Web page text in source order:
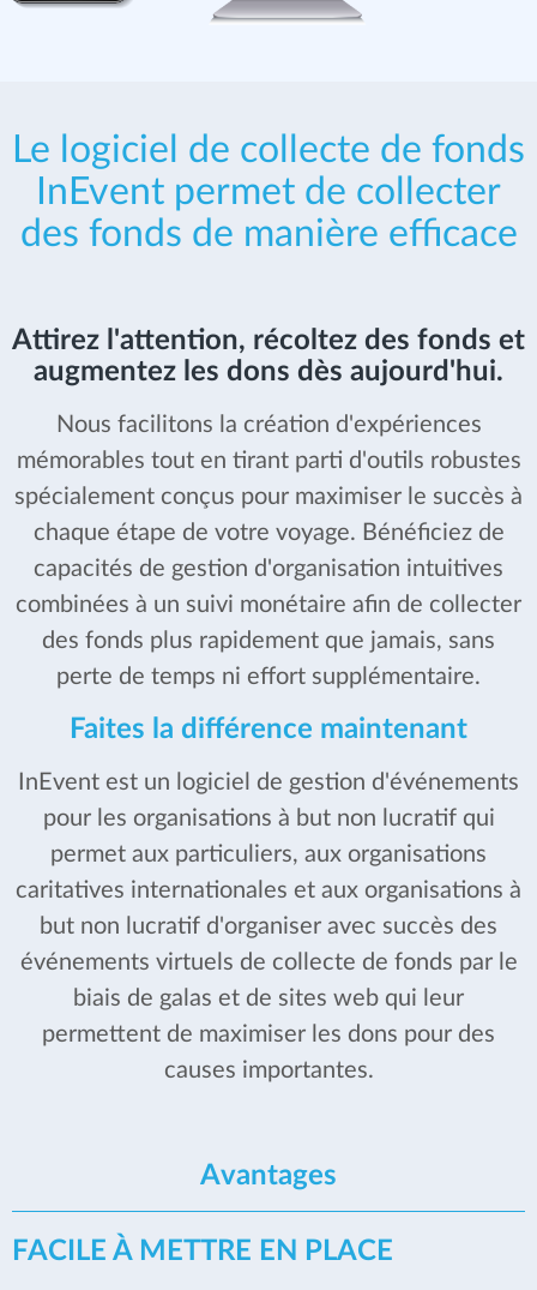
Le logiciel de collecte de fonds
InEvent permet de collecter
des fonds de manière efficace
Attirez l'attention, récoltez des fonds et
augmentez les dons dès aujourd'hui.
Nous facilitons la création d'expériences
mémorables tout en tirant parti d'outils robustes
spécialement conçus pour maximiser le succès à
chaque étape de votre voyage. Bénéficiez de
capacités de gestion d'organisation intuitives
combinées à un suivi monétaire afin de collecter
des fonds plus rapidement que jamais, sans
perte de temps ni effort supplémentaire.
Faites la différence maintenant
InEvent est un logiciel de gestion d'événements
pour les organisations à but non lucratif qui
permet aux particuliers, aux organisations
caritatives internationales et aux organisations à
but non lucratif d'organiser avec succès des
événements virtuels de collecte de fonds par le
biais de galas et de sites web qui leur
permettent de maximiser les dons pour des
causes importantes.
Avantages
FACILE À METTRE EN PLACE